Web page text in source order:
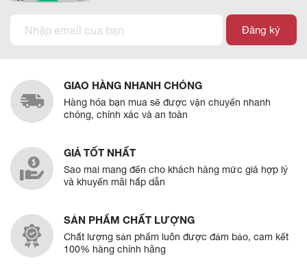
Đăng ký
GIAO HÀNG NHANH CHÓNG
Hàng hóa bạn mua sẽ được vận chuyển nhanh
chóng, chính xác và an toàn
GIÁ TỐT NHẤT
Sao mai mang đến cho khách hàng mức giá hợp lý
và khuyến mãi hấp dẫn
SẢN PHẨM CHẤT LƯỢNG
Chất lượng sản phẩm luôn được đảm bảo, cam kết
100% hàng chính hãng